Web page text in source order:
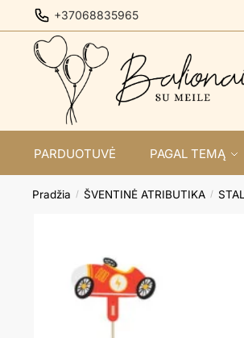
to
navigation
to
content
+37068835965
PARDUOTUVĖ PAGAL TEMĄ
Pradžia / ŠVENTINĖ ATRIBUTIKA /